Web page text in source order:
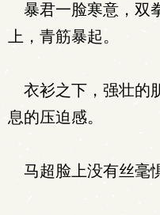
暴君一脸寒意，双
上，青筋暴起。
衣衫之下，强壮的
息的压迫感。
马超脸上没有丝毫